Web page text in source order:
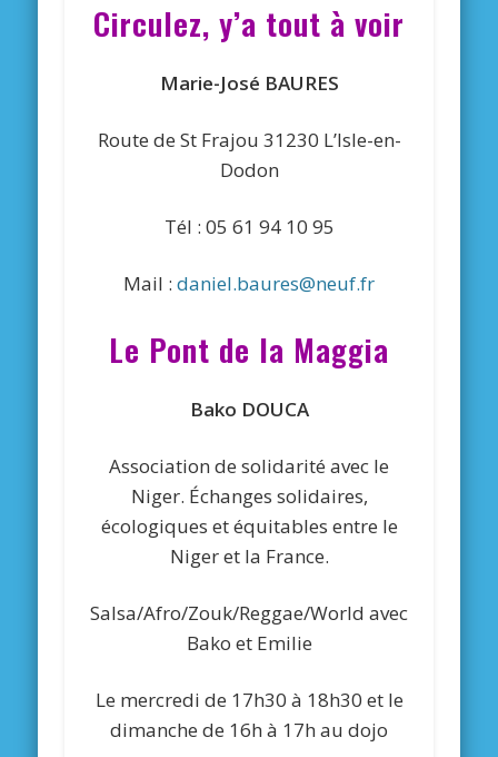
Circulez, y’a tout à voir
Marie-José BAURES
Route de St Frajou 31230 L’Isle-en-
Dodon
Tél : 05 61 94 10 95
Mail : daniel.baures@neuf.fr
Le Pont de la Maggia
Bako DOUCA
Association de solidarité avec le
Niger. Échanges solidaires,
écologiques et équitables entre le
Niger et la France.
Salsa/Afro/Zouk/Reggae/World avec
Bako et Emilie
Le mercredi de 17h30 à 18h30 et le
dimanche de 16h à 17h au dojo